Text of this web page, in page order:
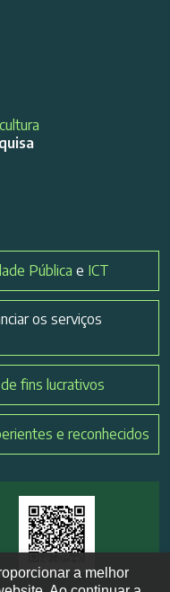
Pública e ICT
os serviços
fins lucrativos
e reconhecidos
a melhor